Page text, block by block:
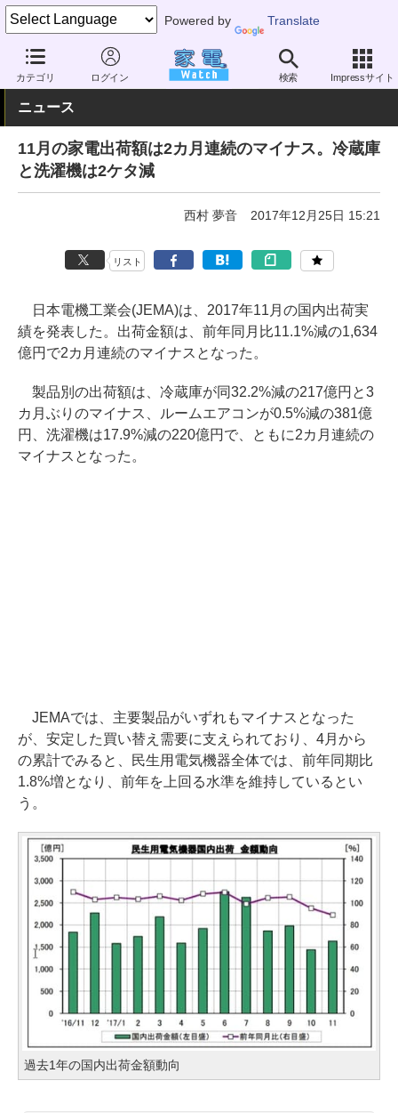
Powered by Translate
カテゴリ ログイン 検索 Impressサイト
家電 Watch 業界動向 業界動向 調査
ニュース
11月の家電出荷額は2カ月連続のマイナス。冷蔵庫
と洗濯機は2ケタ減
西村 夢音 2017年12月25日 15:21
リスト
日本電機工業会(JEMA)は、2017年11月の国内出荷実
績を発表した。出荷金額は、前年同月比11.1%減の1,634
億円で2カ月連続のマイナスとなった。
製品別の出荷額は、冷蔵庫が同32.2%減の217億円と3
カ月ぶりのマイナス、ルームエアコンが0.5%減の381億
円、洗濯機は17.9%減の220億円で、ともに2カ月連続の
マイナスとなった。
JEMAでは、主要製品がいずれもマイナスとなった
が、安定した買い替え需要に支えられており、4月から
の累計でみると、民生用電気機器全体では、前年同期比
1.8%増となり、前年を上回る水準を維持しているとい
う。
過去1年の国内出荷金額動向